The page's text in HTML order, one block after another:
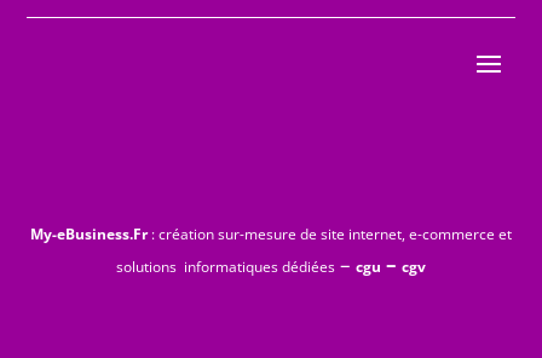
My-eBusiness.Fr: création sur-mesure de site internet, e-commerce et
solutions informatiques dédiées – cgu – cgv